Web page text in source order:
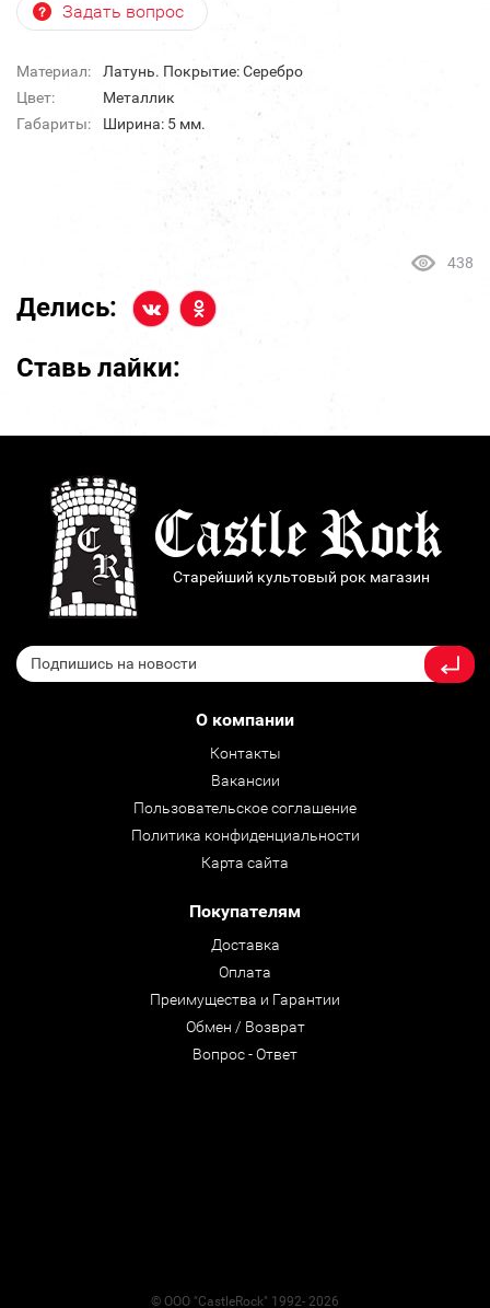
Задать вопрос
Материал:
Латунь. Покрытие: Серебро
Цвет:
Металлик
Габариты:
Ширина: 5 мм.
438
Делись:
Ставь лайки:
Старейший культовый рок магазин
О компании
Контакты
Вакансии
Пользовательское соглашение
Политика конфиденциальности
Карта сайта
Покупателям
Доставка
Оплата
Преимущества и Гарантии
Обмен / Возврат
Вопрос - Ответ
© ООО "CastleRock" 1992- 2026